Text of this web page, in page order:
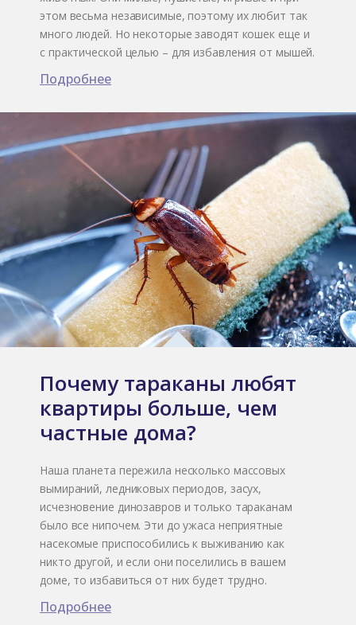
этом весьма независимые, поэтому их любит так
много людей. Но некоторые заводят кошек еще и
с практической целью – для избавления от мышей.
Подробнее
Почему тараканы любят
квартиры больше, чем
частные дома?
Наша планета пережила несколько массовых
вымираний, ледниковых периодов, засух,
исчезновение динозавров и только тараканам
было все нипочем. Эти до ужаса неприятные
насекомые приспособились к выживанию как
никто другой, и если они поселились в вашем
доме, то избавиться от них будет трудно.
Подробнее